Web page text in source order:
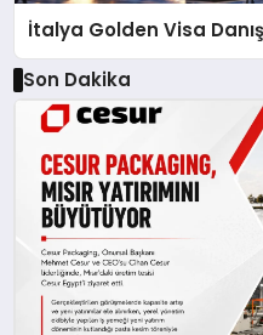
İtalya Golden Visa
Son Dakika